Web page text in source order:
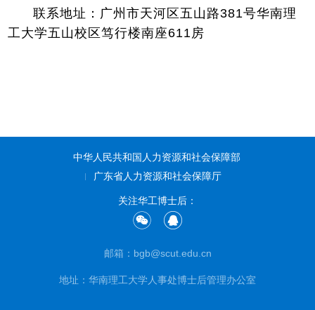
联系地址：广州市天河区五山路381号华南理
工大学五山校区笃行楼南座611房
中华人民共和国人力资源和社会保障部
广东省人力资源和社会保障厅
关注华工博士后：
邮箱：bgb@scut.edu.cn
地址：华南理工大学人事处博士后管理办公室